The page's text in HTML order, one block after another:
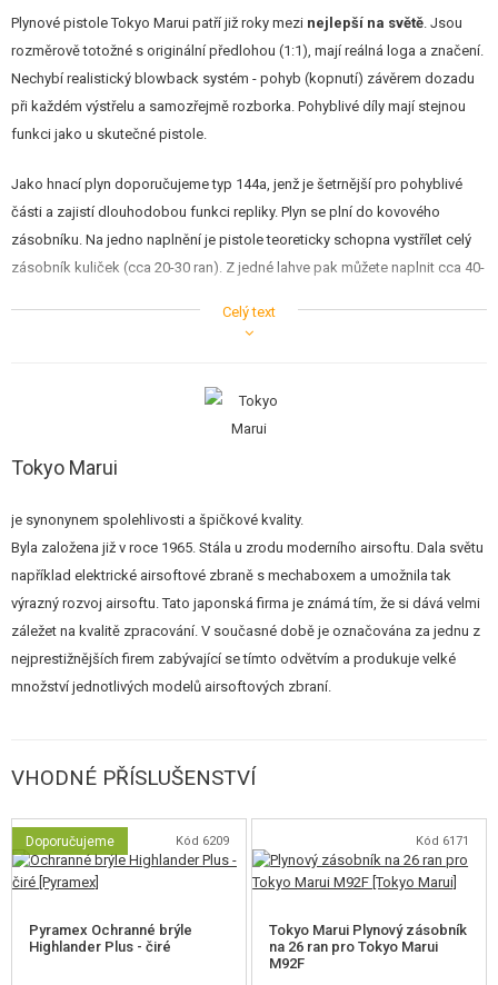
Plynové pistole Tokyo Marui patří již roky mezi nejlepší na světě. Jsou
rozměrově totožné s originální předlohou (1:1), mají reálná loga a značení.
Nechybí realistický blowback systém - pohyb (kopnutí) závěrem dozadu
při každém výstřelu a samozřejmě rozborka. Pohyblivé díly mají stejnou
funkci jako u skutečné pistole.
Jako hnací plyn doporučujeme typ 144a, jenž je šetrnější pro pohyblivé
části a zajistí dlouhodobou funkci repliky. Plyn se plní do kovového
zásobníku. Na jedno naplnění je pistole teoreticky schopna vystřílet celý
zásobník kuliček (cca 20-30 ran). Z jedné lahve pak můžete naplnit cca 40-
Celý text
Tokyo Marui
je synonynem spolehlivosti a špičkové kvality.
Byla založena již v roce 1965. Stála u zrodu moderního airsoftu. Dala světu
například elektrické airsoftové zbraně s mechaboxem a umožnila tak
výrazný rozvoj airsoftu. Tato japonská firma je známá tím, že si dává velmi
záležet na kvalitě zpracování. V současné době je označována za jednu z
nejprestižnějších firem zabývající se tímto odvětvím a produkuje velké
množství jednotlivých modelů airsoftových zbraní.
VHODNÉ PŘÍSLUŠENSTVÍ
Doporučujeme Kód 6209
Pyramex Ochranné brýle
Highlander Plus - čiré
Kód 6171
Tokyo Marui Plynový zásobník
na 26 ran pro Tokyo Marui
M92F